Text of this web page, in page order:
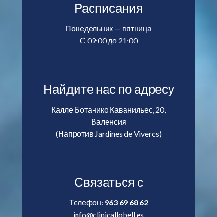
Расписания
Понедельник — пятница
С 09:00 до 21:00
Найдите нас по адресу
Калле Ботанико Каванильес, 20,
Валенсия
(Напротив Jardines de Viveros)
Связаться с
Телефон: 963 69 68 62
info@clinicallobell.es